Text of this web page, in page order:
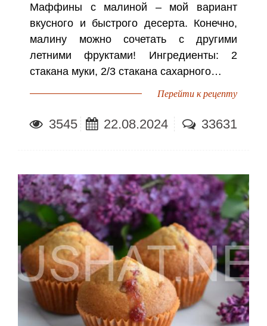
Маффины с малиной – мой вариант
вкусного и быстрого десерта. Конечно,
малину можно сочетать с другими
летними фруктами! Ингредиенты: 2
стакана муки, 2/3 стакана сахарного…
Перейти к рецепту
3545 22.08.2024 33631